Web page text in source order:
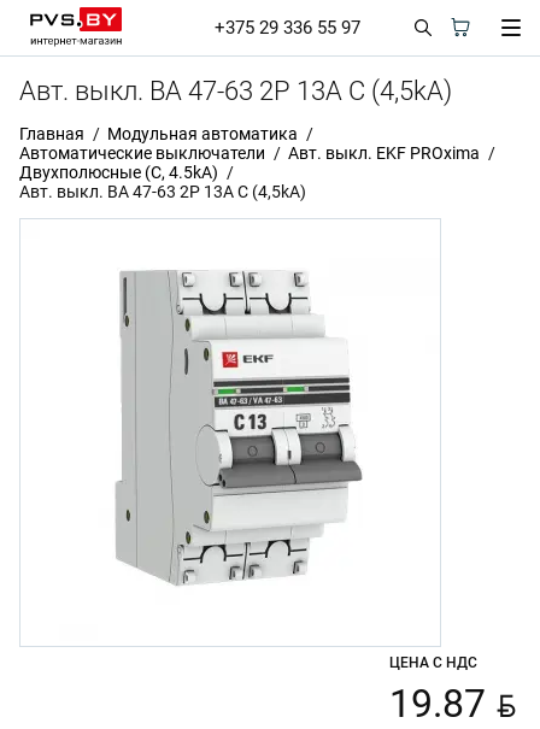
+375 29 336 55 97
Авт. выкл. ВА 47-63 2P 13А C (4,5kA)
Главная
Модульная автоматика
Автоматические выключатели
Авт. выкл. EKF PROxima
Двухполюсные (C, 4.5kA)
Авт. выкл. ВА 47-63 2P 13А C (4,5kA)
ЦЕНА С НДС
19.87 BYN